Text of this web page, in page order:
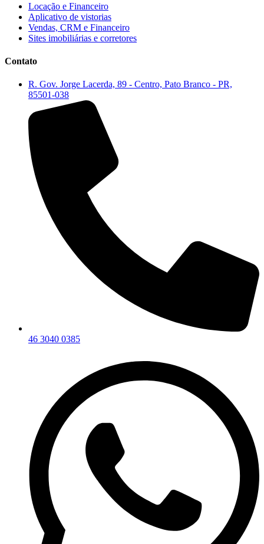
Locação e Financeiro
Aplicativo de vistorias
Vendas, CRM e Financeiro
Sites imobiliárias e corretores
Contato
R. Gov. Jorge Lacerda, 89 - Centro, Pato Branco - PR,
85501-038
46 3040 0385